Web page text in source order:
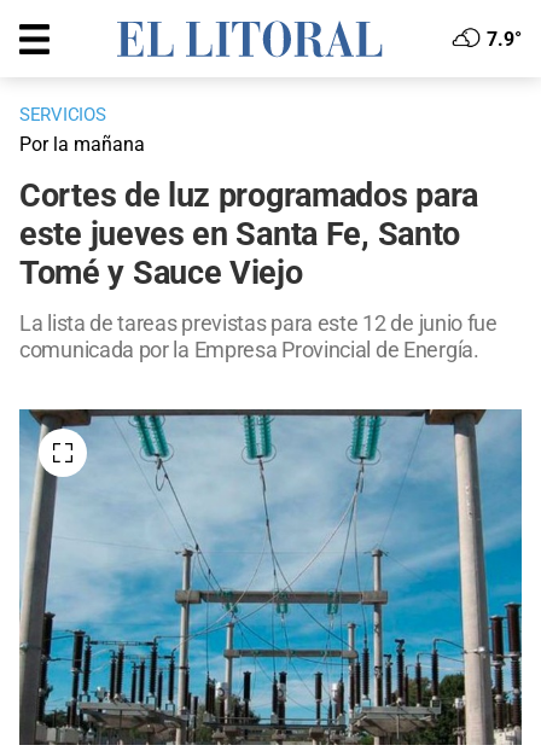
7.9°
SERVICIOS
Por la mañana
Cortes de luz programados para
este jueves en Santa Fe, Santo
Tomé y Sauce Viejo
La lista de tareas previstas para este 12 de junio fue
comunicada por la Empresa Provincial de Energía.